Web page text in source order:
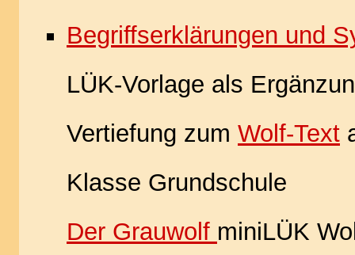
Begriffserklärungen und
LÜK-Vorlage als
Vertiefung zum Wolf-Text
Klasse Grundschule
Der Grauwolf miniLÜK